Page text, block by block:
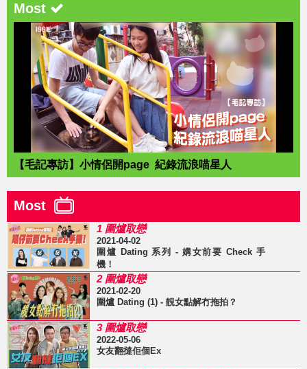
Most
【毛記專訪】小情侶開page 紀錄流浪喵星人
Most
1 圍爐取戀
2021-04-02
圍爐 Dating 系列 - 媾女前要 Check 手
機！
2 圍爐取戀
2021-02-20
圍爐 Dating (1) - 靚女點解冇拖拍？
3 圍爐取戀
2022-05-06
女友翻撻佢個Ex